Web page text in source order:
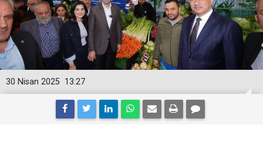
13:27
30 Nisan 2025